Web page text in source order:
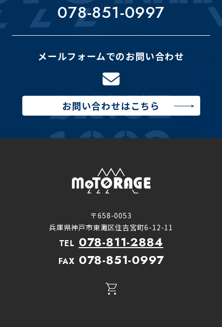
078-851-0997
メールフォームでのお問い合わせ
お問い合わせはこちら
〒658-0053
兵庫県神戸市東灘区住吉宮町6-12-11
TEL 078-811-2884
FAX 078-851-0997